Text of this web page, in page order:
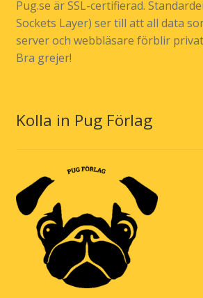
Pug.se är SSL-certifierad.
Sockets Layer) ser till att all data
server och webbläsare förblir
Bra grejer!
Kolla in Pug Förlag